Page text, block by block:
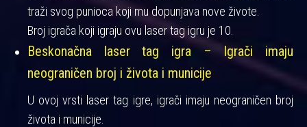
traži svog punioca koji mu dopunjava nove živote.
Broj igrača koji igraju ovu laser tag igru je 10.
Beskonačna laser tag igra – Igrači imaju
neograničen broj i života i municije
U ovoj vrsti laser tag igre, igrači imaju neograničen broj
života i municije.